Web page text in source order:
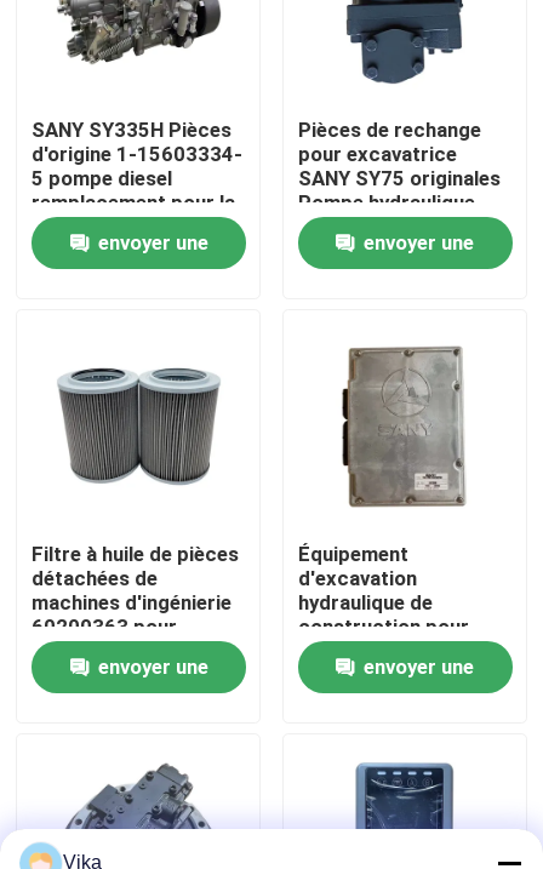
Aperçu
Produits
Visite d'usine
Contrôle de la qualité
Contact
nouvelles
Pièces de rechange de Liugong
Pièces de rechange Cummins
SANY SY335H Pièces
d'origine 1-15603334-
5 pompe diesel
remplacement pour la
maintenance de
pièces d'excavatrice
envoyer une
Pièces de rechange
pour excavatrice
SANY SY75 originales
Pompe hydraulique
K3VL80
envoyer une
Filtre à huile de pièces
détachées de
machines d'ingénierie
60200363 pour
excavatrice Sany
envoyer une
Équipement
d'excavation
hydraulique de
construction pour
l'ECU SANY SY230
envoyer une
Vika